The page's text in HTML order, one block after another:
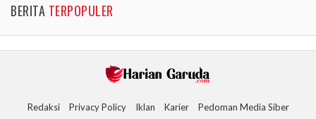
BERITA TERPOPULER
Redaksi Privacy Policy Iklan Karier Pedoman Media Siber